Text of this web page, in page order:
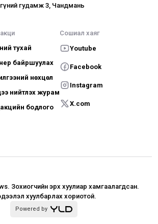
гудамж 3, Чандмань
тухай
байршуулах
нөхцөл
нийтлэх журам
бодлого
Сошиал хаяг
Youtube
Facebook
Instagram
X.com
Зохиогчийн эрх хуулиар хамгаалагдсан.
хуулбарлах хориотой.
Powered by